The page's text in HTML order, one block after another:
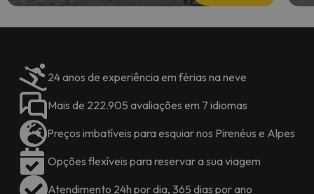
24 anos de experiência em férias na neve
Mais de 222.905 avaliações em 7 idiomas
Preços imbatíveis para esquiar nos Pirenéus e Alpes
Opções flexíveis para reservar a sua viagem
Atendimento 24h por dia, 365 dias por ano